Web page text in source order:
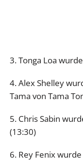
3. Tonga Loa
4. Alex Shelley
Tama von Tama
5. Chris Sabin
(13:30)
6. Rey Fenix